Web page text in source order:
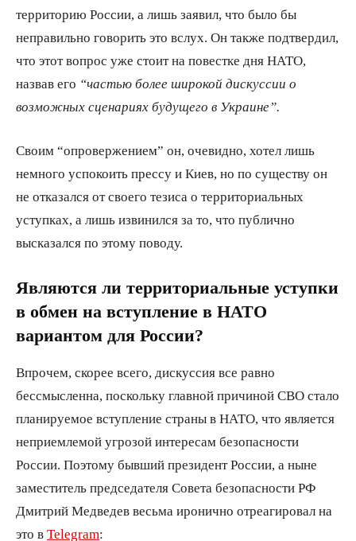
территорию России, а лишь заявил, что было бы
неправильно говорить это вслух. Он также подтвердил,
что этот вопрос уже стоит на повестке дня НАТО,
назвав его “частью более широкой дискуссии о
возможных сценариях будущего в Украине”.
Своим “опровержением” он, очевидно, хотел лишь
немного успокоить прессу и Киев, но по существу он
не отказался от своего тезиса о территориальных
уступках, а лишь извинился за то, что публично
высказался по этому поводу.
Являются ли территориальные уступки
в обмен на вступление в НАТО
вариантом для России?
Впрочем, скорее всего, дискуссия все равно
бессмысленна, поскольку главной причиной СВО стало
планируемое вступление страны в НАТО, что является
неприемлемой угрозой интересам безопасности
России. Поэтому бывший президент России, а ныне
заместитель председателя Совета безопасности РФ
Дмитрий Медведев весьма иронично отреагировал на
это в Telegram: